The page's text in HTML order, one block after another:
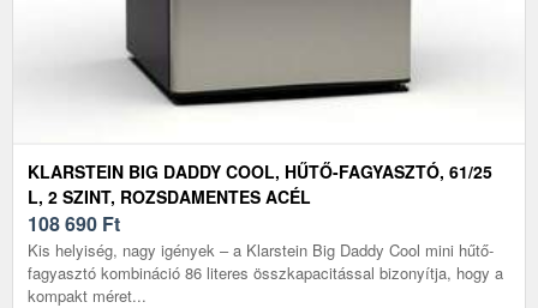
KLARSTEIN BIG DADDY COOL, HŰTŐ-FAGYASZTÓ, 61/25
L, 2 SZINT, ROZSDAMENTES ACÉL
108 690 Ft
Kis helyiség, nagy igények – a Klarstein Big Daddy Cool mini hűtő-
fagyasztó kombináció 86 literes összkapacitással bizonyítja, hogy a
kompakt méret...